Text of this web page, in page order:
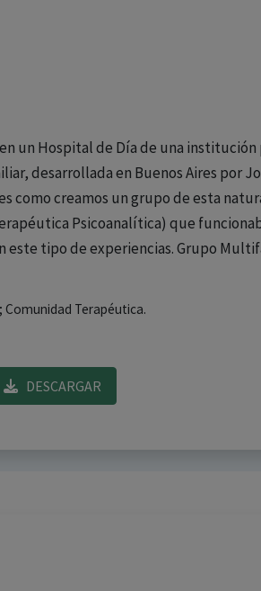
un Hospital de Día de una
desarrollada en Buenos Aires por
como creamos un grupo de esta
Psicoanalítica) que
este tipo de experiencias. Grupo
Terapéutica.
DESCARGAR